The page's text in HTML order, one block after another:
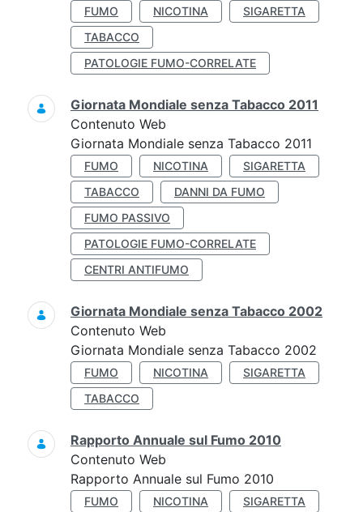
FUMO NICOTINA
SIGARETTA
TABACCO
PATOLOGIE FUMO-CORRELATE
Giornata Mondiale senza Tabacco 2011
Contenuto Web
Giornata Mondiale senza Tabacco 2011
FUMO NICOTINA
SIGARETTA
TABACCO
DANNI DA FUMO
FUMO PASSIVO
PATOLOGIE FUMO-CORRELATE
CENTRI ANTIFUMO
Giornata Mondiale senza Tabacco 2002
Contenuto Web
Giornata Mondiale senza Tabacco 2002
FUMO NICOTINA
SIGARETTA
TABACCO
Rapporto Annuale sul Fumo 2010
Contenuto Web
Rapporto Annuale sul Fumo 2010
FUMO NICOTINA SIGARETTA